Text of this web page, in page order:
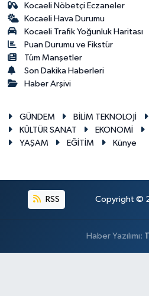
Kocaeli Nöbetçi Eczaneler
Kocaeli Hava Durumu
Kocaeli Trafik Yoğunluk Haritası
Puan Durumu ve Fikstür
Tüm Manşetler
Son Dakika Haberleri
Haber Arşivi
GÜNDEM BİLİM TEKNOLOJİ
KÜLTÜR SANAT
EKONOMİ
YAŞAM
EĞİTİM Künye
RSS Copyright ©
Haber Yazılımı: